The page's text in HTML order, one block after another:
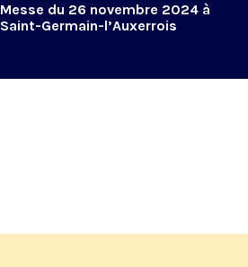
Messe du 26 novembre 2024 à
Saint-Germain-l’Auxerrois